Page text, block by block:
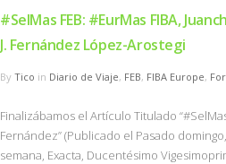
#SelMas FEB: #EurMas FIBA,
J. Fernández López-Arostegi
By Tico in Diario de Viaje, FEB, FIBA Europe,
Finalizábamos el Artículo Titulado
Fernández” (Publicado el Pasado
semana, Exacta, Ducentésimo